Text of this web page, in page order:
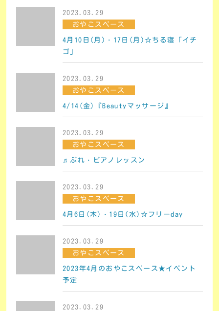
2023.03.29
おやこスペース
4月10日(月)・17日(月)☆ちる寝「イチ
ゴ」
2023.03.29
おやこスペース
4/14(金)『Beautyマッサージ』
2023.03.29
おやこスペース
♬ぷれ・ピアノレッスン
2023.03.29
おやこスペース
4月6日(木)・19日(水)☆フリーday
2023.03.29
おやこスペース
2023年4月のおやこスペース★イベント
予定
2023.03.29